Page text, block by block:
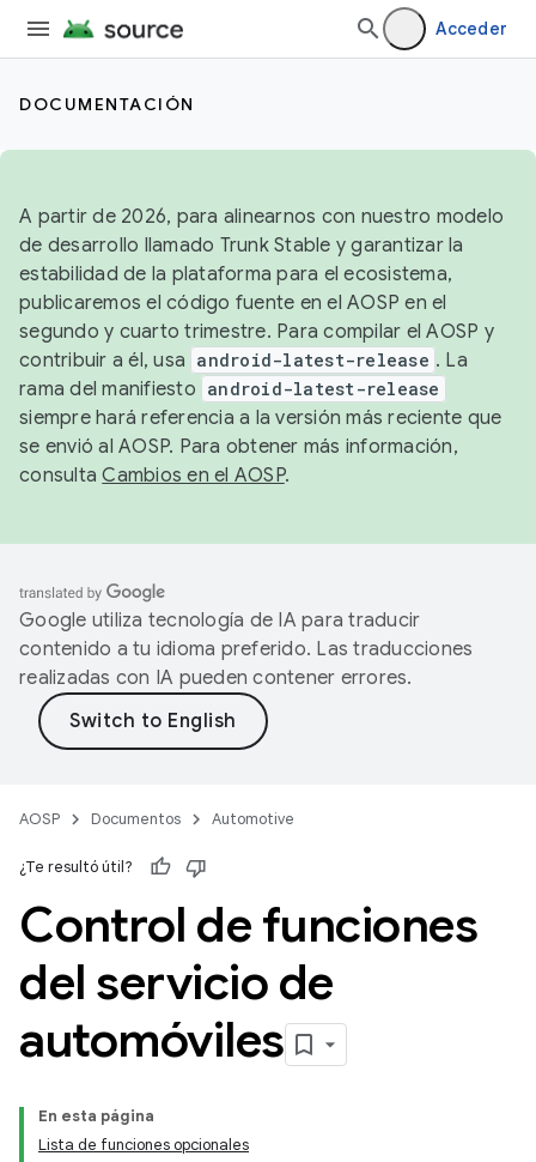
Acceder
DOCUMENTACIÓN
A partir de 2026, para alinearnos con nuestro modelo
de desarrollo llamado Trunk Stable y garantizar la
estabilidad de la plataforma para el ecosistema,
publicaremos el código fuente en el AOSP en el
segundo y cuarto trimestre. Para compilar el AOSP y
contribuir a él, usa android-latest-release . La
rama del manifiesto android-latest-release
siempre hará referencia a la versión más reciente que
se envió al AOSP. Para obtener más información,
consultaCambios en el AOSP.
Google utiliza tecnología de IA para traducir
contenido a tu idioma preferido. Las traducciones
realizadas con IA pueden contener errores.
AOSP Documentos Automotive
¿Te resultó útil?
Control de funciones
del servicio de
automóviles
En esta página
Lista de funciones opcionales